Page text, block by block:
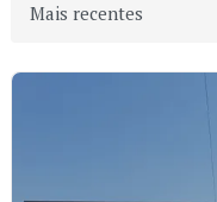
Ordenar por